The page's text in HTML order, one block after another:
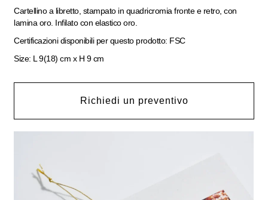
Cartellino a libretto, stampato in quadricromia fronte e retro, con
lamina oro. Infilato con elastico oro.
Certificazioni disponibili per questo prodotto: FSC
Size: L 9(18) cm x H 9 cm
Richiedi un preventivo